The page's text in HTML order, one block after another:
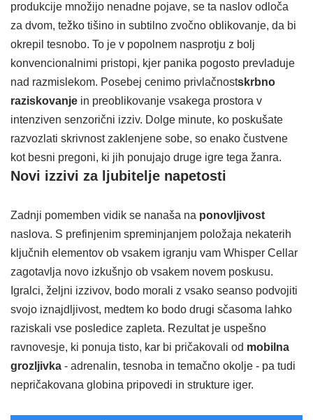
produkcije množijo nenadne pojave, se ta naslov odloča
za dvom, težko tišino in subtilno zvočno oblikovanje, da bi
okrepil tesnobo. To je v popolnem nasprotju z bolj
konvencionalnimi pristopi, kjer panika pogosto prevladuje
nad razmislekom. Posebej cenimo privlačnostskrbno
raziskovanje in preoblikovanje vsakega prostora v
intenziven senzorični izziv. Dolge minute, ko poskušate
razvozlati skrivnost zaklenjene sobe, so enako čustvene
kot besni pregoni, ki jih ponujajo druge igre tega žanra.
Novi izzivi za ljubitelje napetosti
Zadnji pomemben vidik se nanaša na ponovljivost
naslova. S prefinjenim spreminjanjem položaja nekaterih
ključnih elementov ob vsakem igranju vam Whisper Cellar
zagotavlja novo izkušnjo ob vsakem novem poskusu.
Igralci, željni izzivov, bodo morali z vsako seanso podvojiti
svojo iznajdljivost, medtem ko bodo drugi sčasoma lahko
raziskali vse posledice zapleta. Rezultat je uspešno
ravnovesje, ki ponuja tisto, kar bi pričakovali od mobilna
grozljivka - adrenalin, tesnoba in temačno okolje - pa tudi
nepričakovana globina pripovedi in strukture iger.